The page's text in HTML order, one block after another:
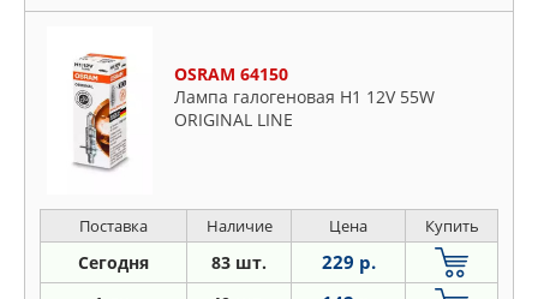
OSRAM 64150
Лампа галогеновая H1 12V 55W
ORIGINAL LINE
Поставка Наличие Цена Купить
Сегодня 83 шт. 229 р.